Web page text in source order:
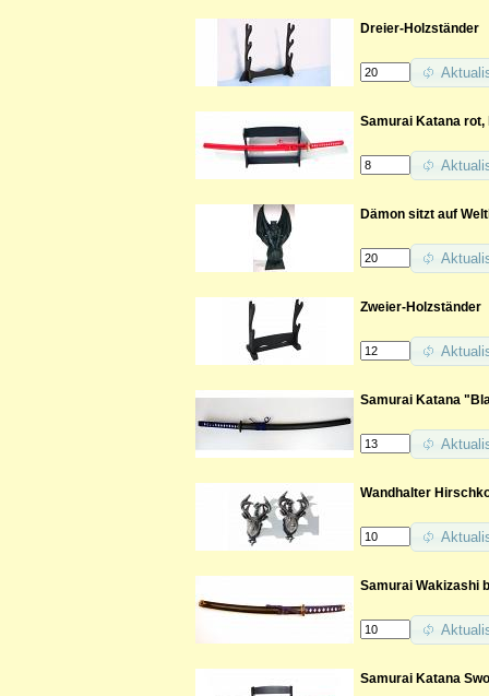
Dreier-Holzständer
Samurai Katana
Dämon sitzt auf
Zweier-Holzständer
Samurai Katana
Wandhalter
Samurai Wakizashi
Samurai Katana